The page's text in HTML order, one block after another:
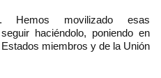
Hemos movilizado esas
haciéndolo, poniendo en
miembros y de la Unión